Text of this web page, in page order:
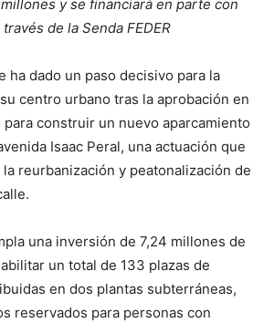
y se financiará en parte con
de la Senda FEDER
ha dado un paso decisivo para la
centro urbano tras la aprobación en
construir un nuevo aparcamiento
Isaac Peral, una actuación que
la reurbanización y peatonalización de
una inversión de 7,24 millones de
un total de 133 plazas de
en dos plantas subterráneas,
reservados para personas con